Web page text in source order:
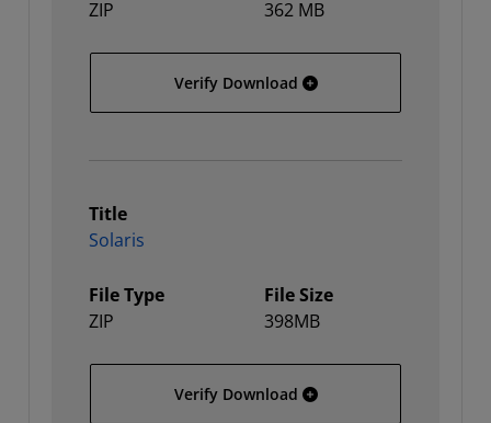
ZIP
362 MB
Verify Download 64-bit Linux
Title
Solaris
File Type
ZIP
File Size
398MB
Verify Download Solaris